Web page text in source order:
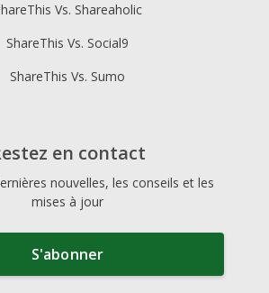
Vs. Shareaholic
ShareThis Vs. Social9
ShareThis Vs. Sumo
en contact
nouvelles, les conseils et les
mises à jour
S'abonner